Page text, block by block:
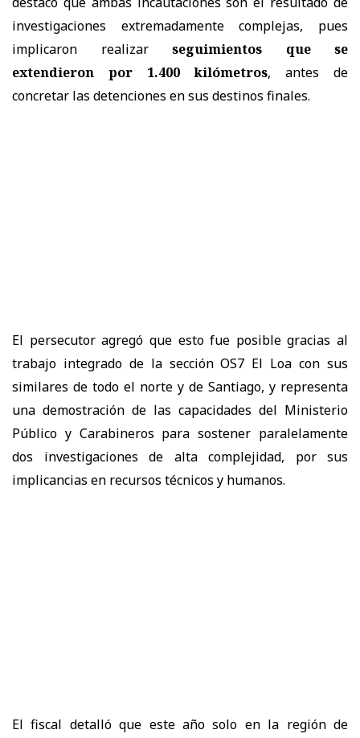
investigaciones extremadamente complejas, pues
implicaron realizar seguimientos que se
extendieron por 1.400 kilómetros, antes de
concretar las detenciones en sus destinos finales.
El persecutor agregó que esto fue posible gracias al
trabajo integrado de la sección OS7 El Loa con sus
similares de todo el norte y de Santiago, y representa
una demostración de las capacidades del Ministerio
Público y Carabineros para sostener paralelamente
dos investigaciones de alta complejidad, por sus
implicancias en recursos técnicos y humanos.
El fiscal detalló que este año solo en la región de